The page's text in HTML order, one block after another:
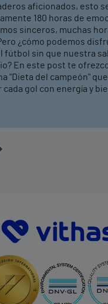
aficionados, esto
180 horas de
sinceros, muchas
¿cómo podemos
fútbol sin que nuestra
En este post te
"Dieta del campeón"
gol con energía y